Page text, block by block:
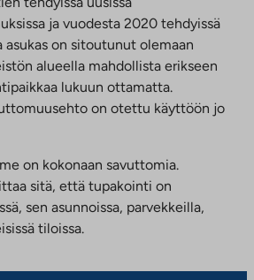
ja vuodesta 2020 tehdyissä
asukas on sitoutunut olemaan
alueella mahdollista erikseen
lukuun ottamatta.
on otettu käyttöön jo
on kokonaan savuttomia.
sitä, että tupakointi on
sen asunnoissa, parvekkeilla,
tiloissa.